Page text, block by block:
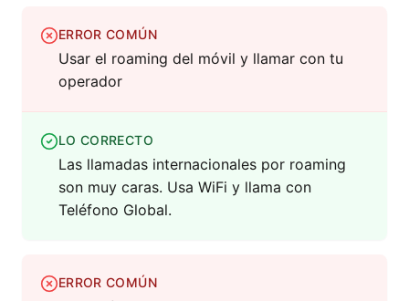
ERROR COMÚN
Usar el roaming del móvil y llamar con tu
operador
LO CORRECTO
Las llamadas internacionales por roaming
son muy caras. Usa WiFi y llama con
Teléfono Global.
ERROR COMÚN